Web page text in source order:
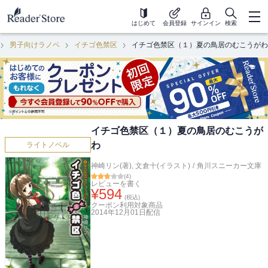
はじめて 会員登録 サインイン 検索
男子向けラノベ イチゴ色禁区 イチゴ色禁区（１）夏の鳥居のむこうがわ
ライトノベル
イチゴ色禁区（１）夏の鳥居のむこうが
わ
神崎リン(著), 文倉十(イラスト) / 角川スニーカー文庫
(4)
レビューを書く
¥594 (税込)
クーポン利用対象商品
2014年12月01日 配信